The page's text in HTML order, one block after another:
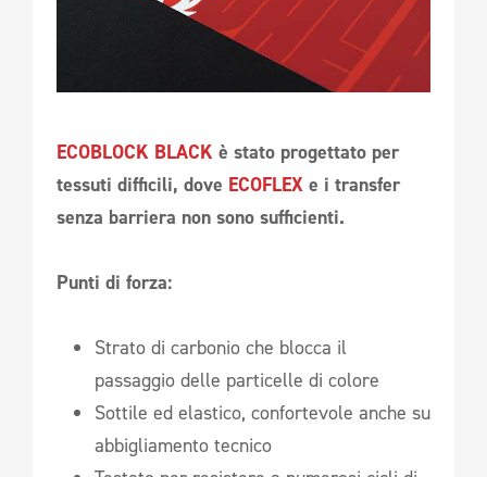
ECOBLOCK BLACK è stato progettato per
tessuti difficili, dove ECOFLEX e i transfer
senza barriera non sono sufficienti.
Punti di forza:
Strato di carbonio che blocca il
passaggio delle particelle di colore
Sottile ed elastico, confortevole anche su
abbigliamento tecnico